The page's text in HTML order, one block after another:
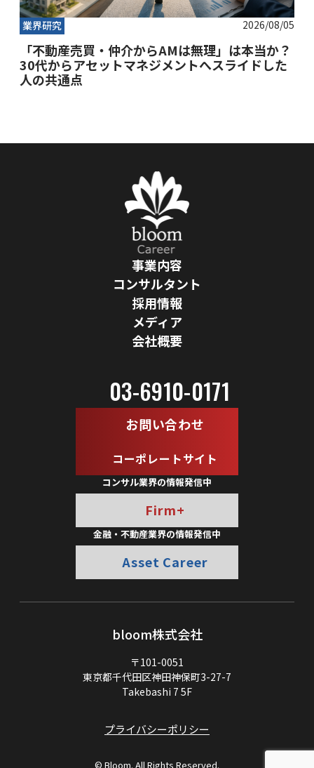
業界研究 2026/08/05
「不動産売買・仲介からAMは無理」は本当か？
30代からアセットマネジメントへスライドした
人の共通点
事業内容
コンサルタント
採用情報
メディア
会社概要
bloom株式会社
〒101-0051
東京都千代田区神田神保町3-27-7
Takebashi 7 5F
プライバシーポリシー
© Bloom. All Rights Reserved.
03-6910-0171
お問い合わせ
コーポレートサイト
コンサル業界の情報発信中
Firm+
金融・不動産業界の情報発信中
Asset Career